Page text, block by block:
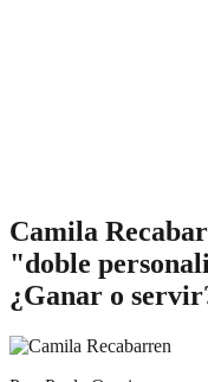
Camila
"doble
¿Ganar o